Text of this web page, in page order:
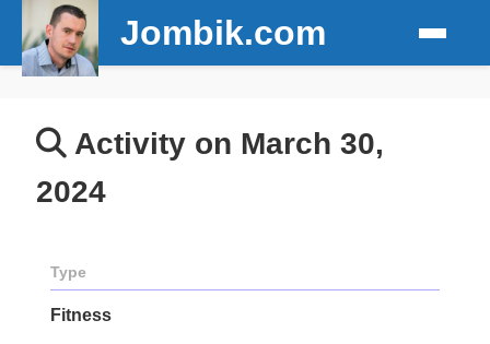
Jombik.com
Activity on March 30,
2024
Type
Fitness